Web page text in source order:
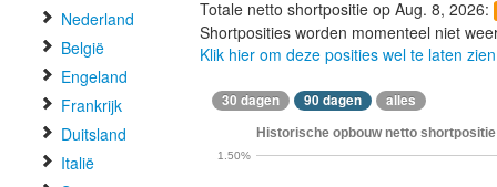
Nederland
België
Engeland
Frankrijk
Duitsland
Italië
Totale netto shortpositie op Aug. 8, 2026:
Shortposities worden momenteel niet
Klik hier om deze posities wel te laten zien
30 dagen 90 dagen alles
Historische opbouw netto
1.50%